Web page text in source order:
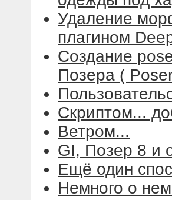
Удаление
плагином
Создание
Позера (
Скриптом...
Ветром...
GI, Позер 8 и
Ещё один
Немного о